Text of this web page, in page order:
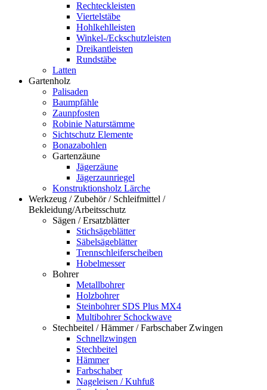
Rechteckleisten
Viertelstäbe
Hohlkehlleisten
Winkel-/Eckschutzleisten
Dreikantleisten
Rundstäbe
Latten
Gartenholz
Palisaden
Baumpfähle
Zaunpfosten
Robinie Naturstämme
Sichtschutz Elemente
Bonazabohlen
Gartenzäune
Jägerzäune
Jägerzaunriegel
Konstruktionsholz Lärche
Werkzeug / Zubehör / Schleifmittel /
Bekleidung/Arbeitsschutz
Sägen / Ersatzblätter
Stichsägeblätter
Säbelsägeblätter
Trennschleiferscheiben
Hobelmesser
Bohrer
Metallbohrer
Holzbohrer
Steinbohrer SDS Plus MX4
Multibohrer Schockwave
Stechbeitel / Hämmer / Farbschaber Zwingen
Schnellzwingen
Stechbeitel
Hämmer
Farbschaber
Nageleisen / Kuhfuß